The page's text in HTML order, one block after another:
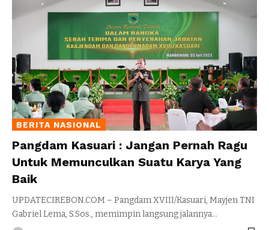
BERITA NASIONAL
Pangdam Kasuari : Jangan Pernah Ragu
Untuk Memunculkan Suatu Karya Yang
Baik
UPDATECIREBON.COM – Pangdam XVIII/Kasuari, Mayjen TNI
Gabriel Lema, S.Sos., memimpin langsung jalannya…